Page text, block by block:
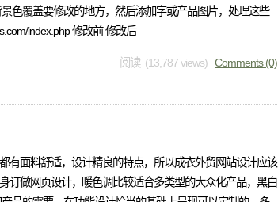
色覆盖要修改的地方，然后添加字或产品图片，处理这些
index.php 修改前 修改后
阅读 (13,787 views) Comments (0)
有面料舒适，设计精良的特点，所以成衣外贸网站设计应该
订做网页设计，暖色调比较适合多类型的大众化产品，黑白